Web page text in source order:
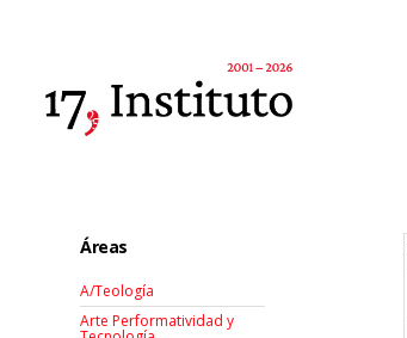
Áreas
A/Teología
Arte Performatividad y